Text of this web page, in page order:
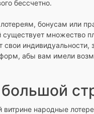
бессчетно.
бонусам или
существует множество
свои
абы вам имели
народные